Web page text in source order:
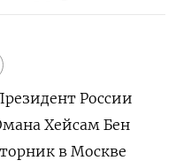
России
Хейсам Бен
в Москве